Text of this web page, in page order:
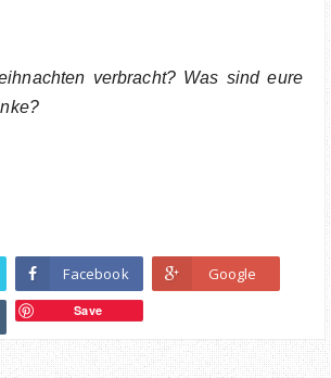
verbracht? Was sind eure
Facebook Google
Save